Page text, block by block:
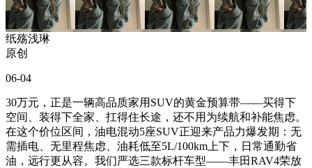
纸殇浅琳
原创
06-04
30万元，正是一辆高品质家用SUV的黄金预算带——买得下
空间、装得下全家、扛得住长途，还不用为续航和补能焦虑。
在这个价位区间，油电混动5座SUV正迎来产品力爆发期：无
需插电、无里程焦虑、油耗低至5L/100km上下，日常通勤省
油，远行更从容。我们严选三款标杆车型——丰田RAV4荣放